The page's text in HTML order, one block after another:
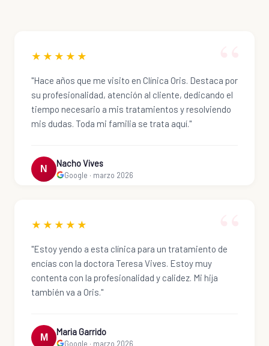
★★★★★
"Hace años que me visito en Clínica Oris. Destaca por
su profesionalidad, atención al cliente, dedicando el
tiempo necesario a mis tratamientos y resolviendo
mis dudas. Toda mi familia se trata aquí."
N
Nacho Vives
Google · marzo 2026
★★★★★
"Estoy yendo a esta clínica para un tratamiento de
encías con la doctora Teresa Vives. Estoy muy
contenta con la profesionalidad y calidez. Mi hija
también va a Oris."
M
Maria Garrido
Google · marzo 2026